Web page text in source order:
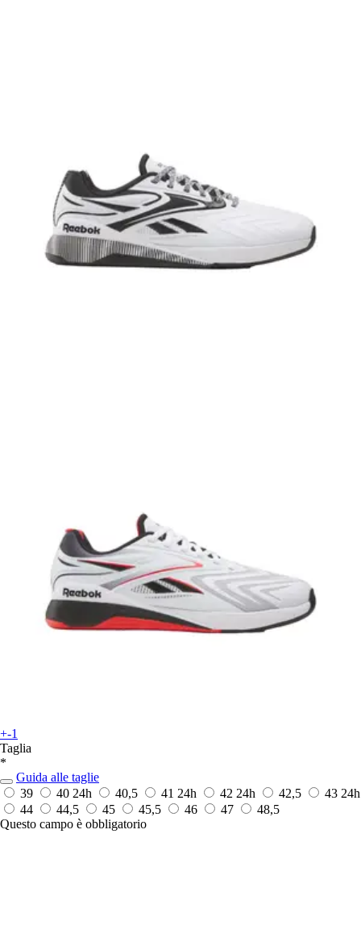
+-1
Taglia
*
Guida alle taglie
39
40 24h 40,5 41 24h 42 24h 42,5 43 24h
44
44,5 45 45,5 46 47
48,5
Questo campo è obbligatorio